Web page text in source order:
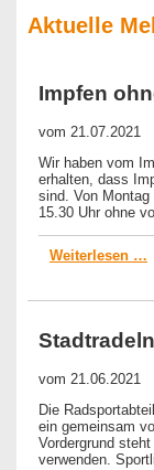
Aktuelle
Impfen
vom 21.07.2021
Wir haben vom
erhalten, dass
sind. Von
15.30 Uhr ohne
Weiterlesen …
vom 21.06.2021
Die
ein gemeinsam
Vordergrund
verwenden.